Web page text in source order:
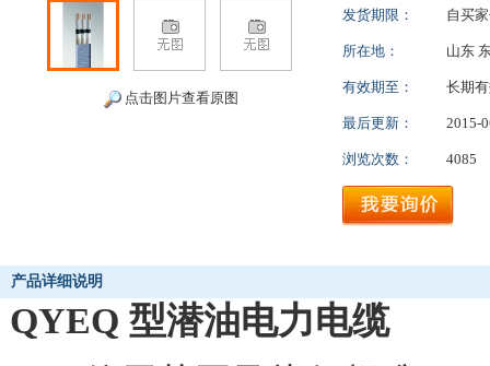
点击图片查看原图
发货期限： 自买
所在地： 山东
有效期至： 长期
最后更新： 2015-
浏览次数： 4085
产品详细说明
QYEQ 型潜油电力电缆